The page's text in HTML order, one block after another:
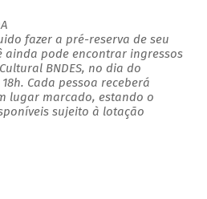
fazer a pré-reserva de seu
ainda pode encontrar ingressos
BNDES, no dia do
Cada pessoa receberá
lugar marcado, estando o
sujeito à lotação